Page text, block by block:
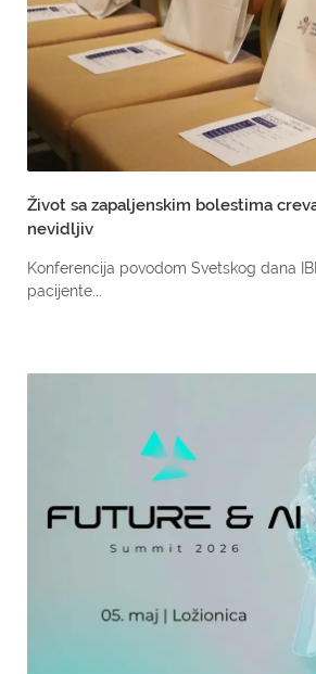
Život sa zapaljenskim bolestima
nevidljiv
Konferencija povodom Svetskog dana
pacijente...